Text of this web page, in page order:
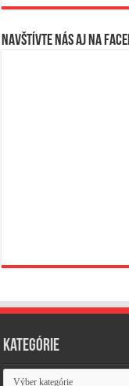
Navštívte nás aj na
Kategórie
Kategórie